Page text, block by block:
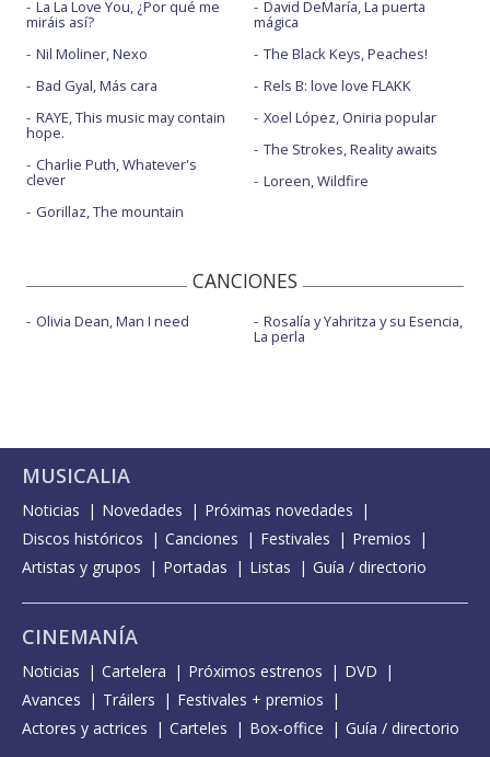
La La Love You, ¿Por qué me
miráis así?
Nil Moliner, Nexo
Bad Gyal, Más cara
RAYE, This music may contain
hope.
Charlie Puth, Whatever's
clever
Gorillaz, The mountain
David DeMaría, La puerta
mágica
The Black Keys, Peaches!
Rels B: love love FLAKK
Xoel López, Oniria popular
The Strokes, Reality awaits
Loreen, Wildfire
CANCIONES
Olivia Dean, Man I need Rosalía y Yahritza y su Esencia,
La perla
MUSICALIA
Noticias Novedades
Próximas novedades
Discos históricos
Canciones Festivales
Premios
Artistas y grupos
Portadas Listas Guía / directorio
CINEMANÍA
Noticias Cartelera Próximos estrenos
DVD
Avances
Tráilers
Festivales + premios
Actores y actrices
Carteles Box-office Guía / directorio